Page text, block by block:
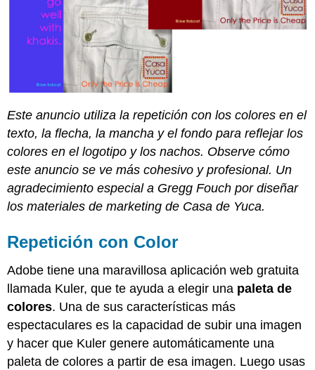
Este anuncio utiliza la repetición con los colores en el
texto, la flecha, la mancha y el fondo para reflejar los
colores en el logotipo y los nachos. Observe cómo
este anuncio se ve más cohesivo y profesional. Un
agradecimiento especial a Gregg Fouch por diseñar
los materiales de marketing de Casa de Yuca.
Repetición con Color
Adobe tiene una maravillosa aplicación web gratuita
llamada Kuler, que te ayuda a elegir una paleta de
colores. Una de sus características más
espectaculares es la capacidad de subir una imagen
y hacer que Kuler genere automáticamente una
paleta de colores a partir de esa imagen. Luego usas